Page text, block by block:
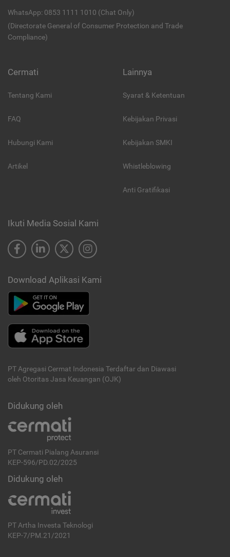
WhatsApp: 0853 1111 1010 (Chat Only)
(Directorate General of Consumer Protection and Trade
Compliance)
Cermati
Tentang Kami
FAQ
Hubungi Kami
Artikel
Lainnya
Syarat & Ketentuan
Kebijakan Privasi
Kebijakan SMKI
Whistleblowing
Anti Gratifikasi
Ikuti Media Sosial Kami
Download Aplikasi Kami
PT Agregasi Cermat Indonesia Terdaftar dan Diawasi
oleh Otoritas Jasa Keuangan (OJK)
Didukung oleh
PT Cermati Pialang Asuransi
KEP-596/PD.02/2025
Didukung oleh
PT Artha Investa Teknologi
KEP-7/PM.21/2021